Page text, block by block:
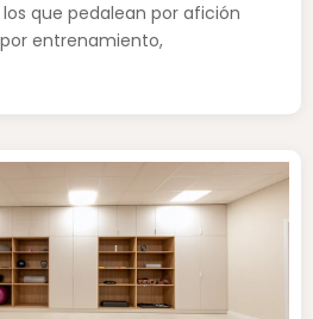
que pedalean por afición
entrenamiento,